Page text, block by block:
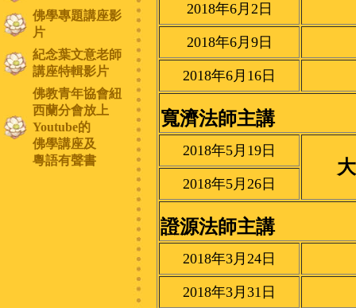
佛學專題講座影
片
紀念葉文意老師
講座特輯影片
佛教青年協會紐
西蘭分會放上
Youtube的
佛學講座及
粵語有聲書
2018年6月2日
2018年6月9日
2018年6月16日
寬濟法師主講
2018年5月19日
2018年5月26日
證源法師主講
2018年3月24日
2018年3月31日